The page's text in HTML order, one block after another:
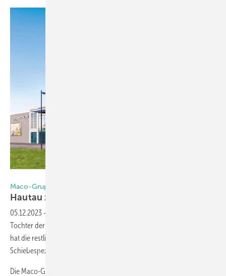
Maco-Gruppe
Hautau zu 100 %
05.12.2023 -
Tochter der Maco-Gruppe: Der österreichische Beschlägehersteller
hat die restlichen 25 % der Gesellschaftsanteile an dem
Schiebespezialisten übernommen.
Die Maco-Gruppe mit Sitz in Salzburg und die